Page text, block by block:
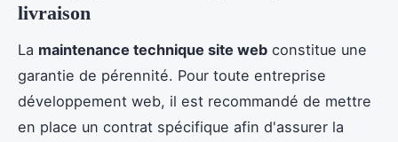
livraison
La maintenance technique site web constitue une
garantie de pérennité. Pour toute entreprise
développement web, il est recommandé de mettre
en place un contrat spécifique afin d'assurer la